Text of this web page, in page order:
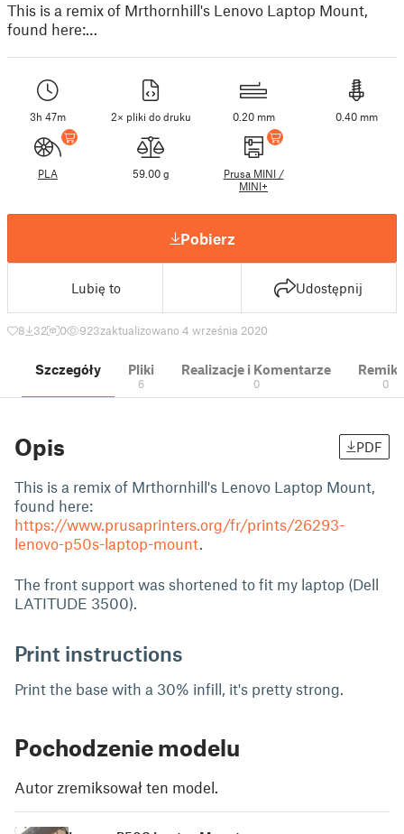
This is a remix of Mrthornhill's Lenovo Laptop Mount,
found here:…
3h 47m 2× pliki do druku 0.20 mm 0.40 mm
PLA 59.00 g
Prusa MINI /
MINI+
Pobierz
Lubię to Udostępnij
8 32 0 923zaktualizowano 4 września 2020
Szczegóły Pliki
6
Realizacje i Komentarze
0 0
Opis PDF
This is a remix of Mrthornhill's Lenovo Laptop Mount,
found here:
https://www.prusaprinters.org/fr/prints/26293-
lenovo-p50s-laptop-mount.
The front support was shortened to fit my laptop (Dell
LATITUDE 3500).
Print instructions
Print the base with a 30% infill, it's pretty strong.
Pochodzenie modelu
Autor zremiksował ten model.